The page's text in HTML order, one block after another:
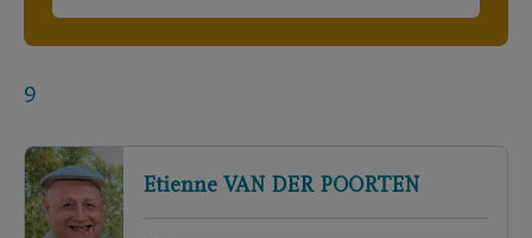
9
Etienne VAN DER POORTEN